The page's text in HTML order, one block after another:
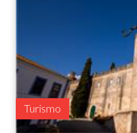
Turismo